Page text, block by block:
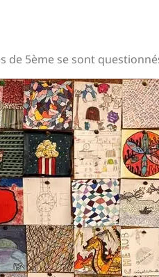
de 5ème se sont